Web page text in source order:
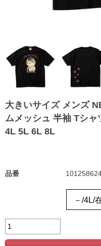
大きいサイズ メンズ
ムメッシュ 半袖 Tシ
4L 5L 6L 8L
品番